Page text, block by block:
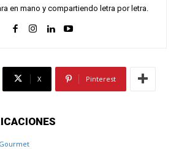
en mano y compartiendo letra por letra.
X Pinterest
Gourmet